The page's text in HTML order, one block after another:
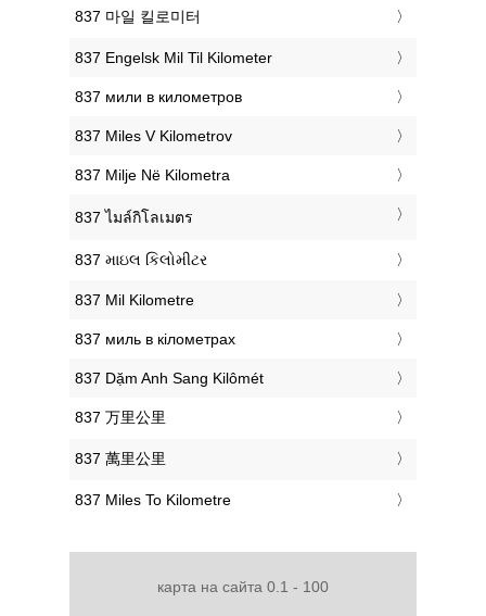
‎837 마일 킬로미터
‎837 Engelsk Mil Til Kilometer
‎837 мили в километров
‎837 Miles V Kilometrov
‎837 Milje Në Kilometra
‎837 ไมล์กิโลเมตร
‎837 માઇલ કિલોમીટર
‎837 Mil Kilometre
‎837 миль в кілометрах
‎837 Dặm Anh Sang Kilômét
‎837 万里公里
‎837 萬里公里
‎837 Miles To Kilometre
карта на сайта 0.1 - 100